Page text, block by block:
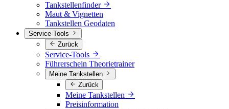
Tankstellenfinder
Maut & Vignetten
Tankstellen Geodaten
Service-Tools
Zurück
Service-Tools
Führerschein Theorietrainer
Meine Tankstellen
Zurück
Meine Tankstellen
Preisinformation